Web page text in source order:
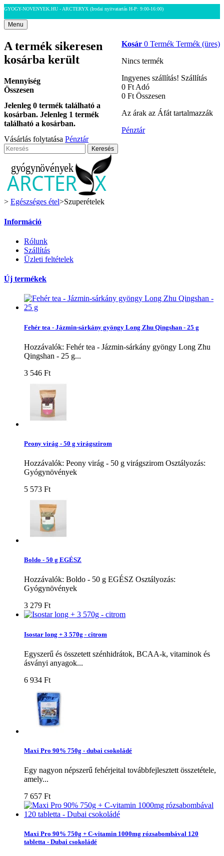
GYOGY-NOVENYEK.HU - ARCTERYX (Irodai nyitvatartás H-P: 9:00-16:00)
Menu
Kosár 0 Termék Termék (üres)
Nincs termék
Ingyenes szállítás! Szállítás
0 Ft‎ Adó
0 Ft‎ Összesen
Az árak az Áfát tartalmazzák
Pénztár
A termék sikeresen
kosárba került
Mennyiség
Összesen
Jelenleg 0 termék található a
kosárban. Jelenleg 1 termék
található a kosárban.
Vásárlás folytatása Pénztár
Keresés
> Egészséges étel>Szuperételek
Információ
Rólunk
Szállítás
Üzleti feltételek
Új termékek
Fehér tea - Jázmin-sárkány gyöngy Long Zhu Qingshan - 25 g
Hozzávalók: Fehér tea - Jázmin-sárkány gyöngy Long Zhu
Qingshan - 25 g...
3 546 Ft‎
Peony virág - 50 g virágszirom
Hozzávalók: Peony virág - 50 g virágszirom Osztályozás:
Gyógynövények
5 573 Ft‎
Boldo - 50 g EGÉSZ
Hozzávalók: Boldo - 50 g EGÉSZ Osztályozás:
Gyógynövények
3 279 Ft‎
Isostar long + 3 570g - citrom
Egyszerű és összetett szénhidrátok, BCAA-k, vitaminok és
ásványi anyagok...
6 934 Ft‎
Maxi Pro 90% 750g - dubai csokoládé
Egy nagyon népszerű fehérjeital továbbfejlesztett összetétele,
amely...
7 657 Ft‎
Maxi Pro 90% 750g + C-vitamin 1000mg rózsabombával 120
tabletta - Dubai csokoládé